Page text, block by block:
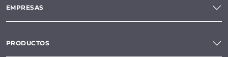
EMPRESAS
PRODUCTOS